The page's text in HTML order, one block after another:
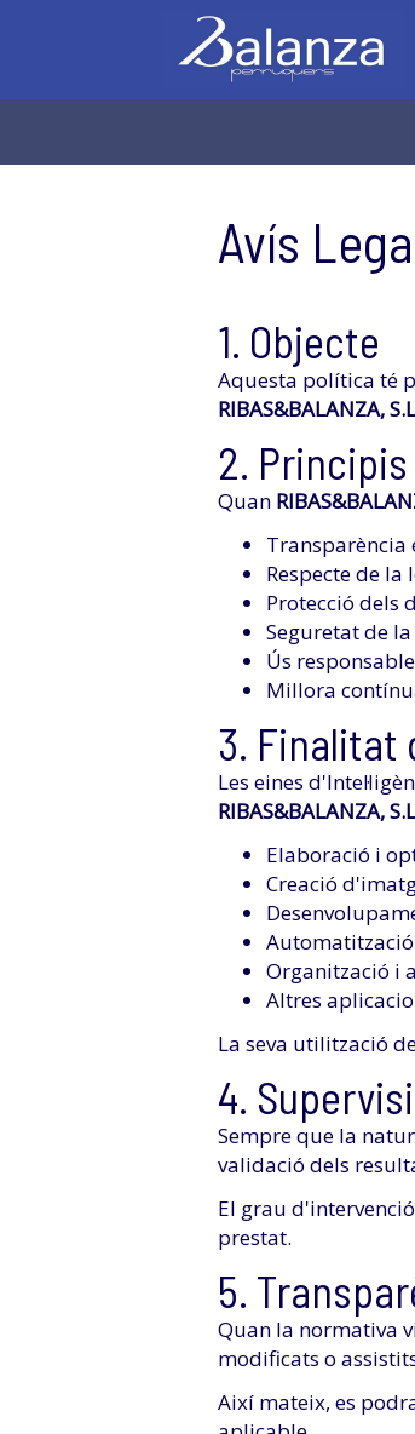
Avís
1. Objecte
Aquesta política té
RIBAS&BALANZA,
2.
Quan
Transparència
Respecte de
Protecció dels
Seguretat de
Ús
Millora
3. Finalitat
Les eines
RIBAS&BALANZA,
Elaboració i
Creació
Organització i
Altres
La seva utilització
4.
Sempre que la
validació dels
El grau
prestat.
5.
Quan la normativa
modificats o
Així mateix, es